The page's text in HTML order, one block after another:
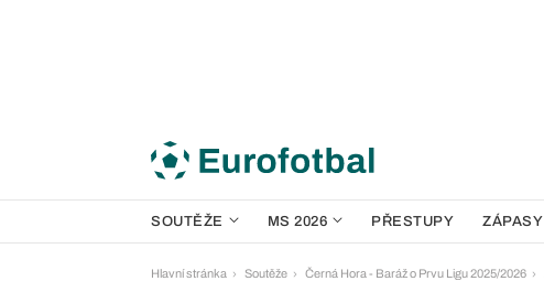
SOUTĚŽE MS 2026 PŘESTUPY ZÁPASY
Hlavní stránka Soutěže Černá Hora - Baráž o Prvu Ligu 2025/2026